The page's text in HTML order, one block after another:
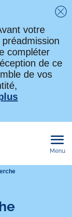
votre
compléter
de ce
de vos
Menu